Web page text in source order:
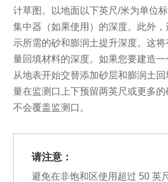
计草图。以地面以下英尺/米为单位
集中器（如果使用）的深度。此外
示所需的砂和膨润土提升深度。这
量回填材料的深度。如果您要建造
从地表开始交替添加砂层和膨润土
量在监测口上下预留两英尺或更多
不会覆盖监测口。
请注意：
避免在非饱和区使用超过 50 英